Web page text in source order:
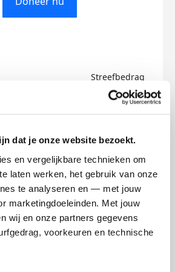
dat je onze website bezoekt.
en vergelijkbare technieken om
laten werken, het gebruik van onze
te analyseren en — met jouw
marketingdoeleinden. Met jouw
wij en onze partners gegevens
voorkeuren en technische
Streefbedrag
€750
badges